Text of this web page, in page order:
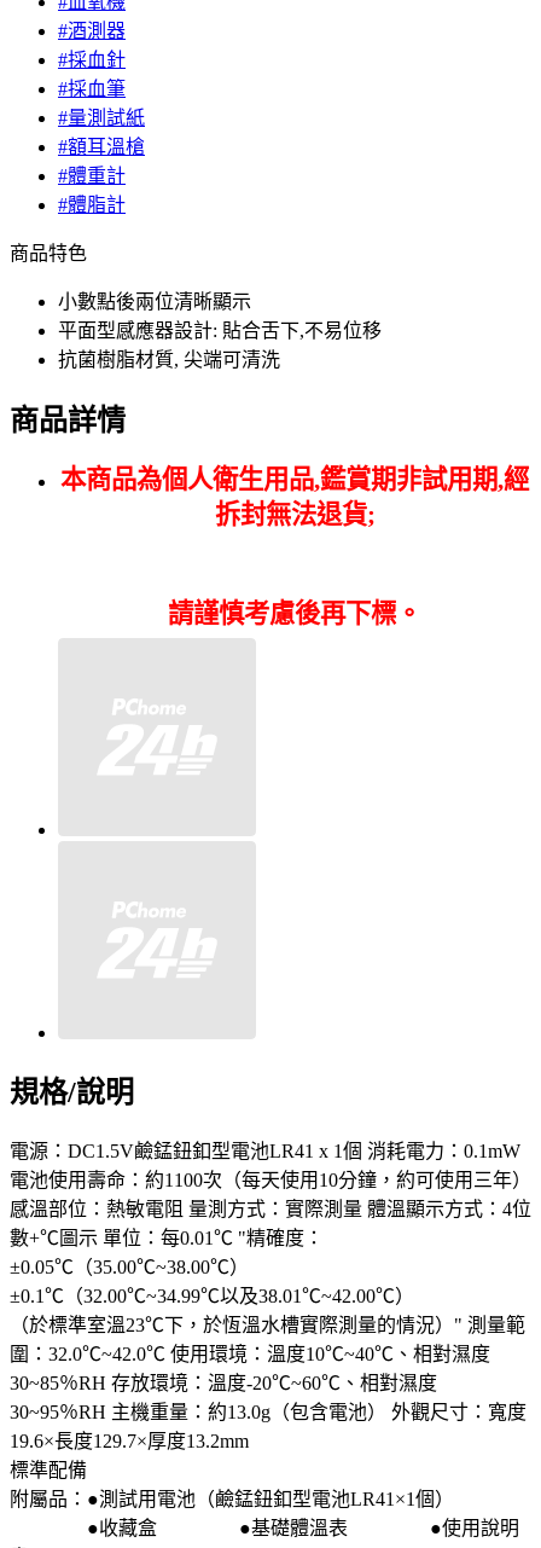
#酒測器
#採血針
#採血筆
#量測試紙
#額耳溫槍
#體重計
#體脂計
商品特色
小數點後兩位清晰顯示
平面型感應器設計: 貼合舌下,不易位移
抗菌樹脂材質, 尖端可清洗
商品詳情
本商品為個人衛生用品,鑑賞期非試用期,經
拆封無法退貨;
請謹慎考慮後再下標。
規格/說明
電源：DC1.5V鹼錳鈕釦型電池LR41 x 1個 消耗電力：0.1mW
電池使用壽命：約1100次（每天使用10分鐘，約可使用三年）
感溫部位：熱敏電阻 量測方式：實際測量 體溫顯示方式：4位
數+℃圖示 單位：每0.01℃ "精確度：
±0.05℃（35.00℃~38.00℃）
±0.1℃（32.00℃~34.99℃以及38.01℃~42.00℃）
（於標準室溫23℃下，於恆溫水槽實際測量的情況）" 測量範
圍：32.0℃~42.0℃ 使用環境：溫度10℃~40℃、相對濕度
30~85％RH 存放環境：溫度-20℃~60℃、相對濕度
30~95％RH 主機重量：約13.0g（包含電池） 外觀尺寸：寬度
19.6×長度129.7×厚度13.2mm
標準配備
附屬品：●測試用電池（鹼錳鈕釦型電池LR41×1個）
●收藏盒 ●基礎體溫表 ●使用說明